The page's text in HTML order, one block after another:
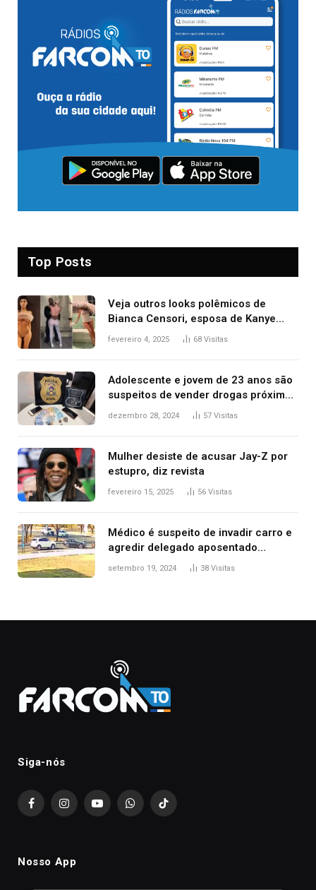
Top Posts
Veja outros looks polêmicos de
Bianca Censori, esposa de Kanye
West que apareceu nua no Grammy
fevereiro 4, 2025 68 Visitas
Adolescente e jovem de 23 anos são
suspeitos de vender drogas próximo
de delegacia e escola, diz polícia
dezembro 28, 2024 57 Visitas
Mulher desiste de acusar Jay-Z por
estupro, diz revista
fevereiro 15, 2025 56 Visitas
Médico é suspeito de invadir carro e
agredir delegado aposentado
durante confusão no trânsito
setembro 19, 2024 38 Visitas
Siga-nós
FacebookInstagramYouTubeWhatsAppTikTok
Nosso App